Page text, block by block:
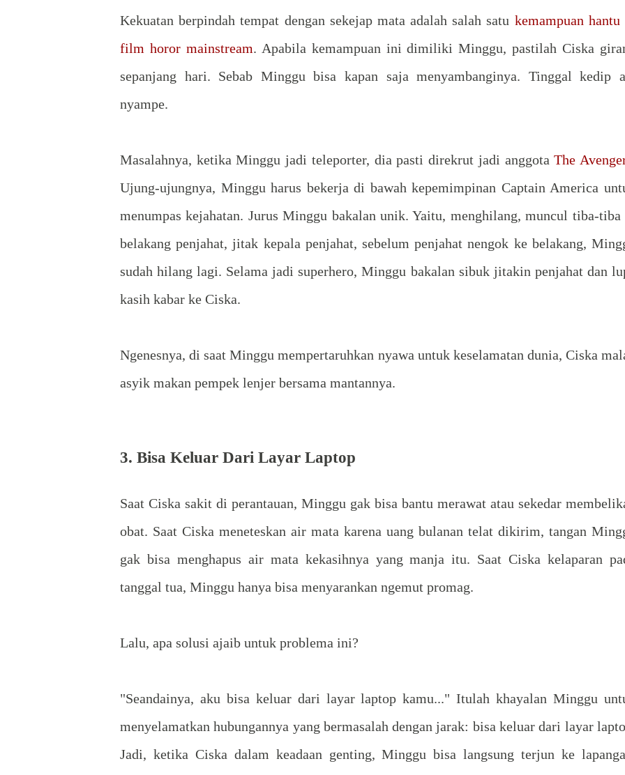
Kekuatan berpindah tempat dengan sekejap mata adalah salah satu kemampuan
film horor mainstream. Apabila kemampuan ini dimiliki Minggu, pastilah Ciska
sepanjang hari. Sebab Minggu bisa kapan saja menyambanginya. Tinggal kedip
nyampe.
Masalahnya, ketika Minggu jadi teleporter, dia pasti direkrut jadi anggotaThe
Ujung-ujungnya, Minggu harus bekerja di bawah kepemimpinan Captain America
menumpas kejahatan. Jurus Minggu bakalan unik. Yaitu, menghilang, muncul tiba-tiba
belakang penjahat, jitak kepala penjahat, sebelum penjahat nengok ke belakang,
sudah hilang lagi. Selama jadi superhero, Minggu bakalan sibuk jitakin penjahat dan
kasih kabar ke Ciska.
Ngenesnya, di saat Minggu mempertaruhkan nyawa untuk keselamatan dunia, Ciska
asyik makan pempek lenjer bersama mantannya.
3. Bisa Keluar Dari Layar Laptop
Saat Ciska sakit di perantauan, Minggu gak bisa bantu merawat atau sekedar
obat. Saat Ciska meneteskan air mata karena uang bulanan telat dikirim, tangan
gak bisa menghapus air mata kekasihnya yang manja itu. Saat Ciska kelaparan
tanggal tua, Minggu hanya bisa menyarankan ngemut promag.
Lalu, apa solusi ajaib untuk problema ini?
"Seandainya, aku bisa keluar dari layar laptop kamu..." Itulah khayalan Minggu
menyelamatkan hubungannya yang bermasalah dengan jarak: bisa keluar dari layar
Jadi, ketika Ciska dalam keadaan genting, Minggu bisa langsung terjun ke